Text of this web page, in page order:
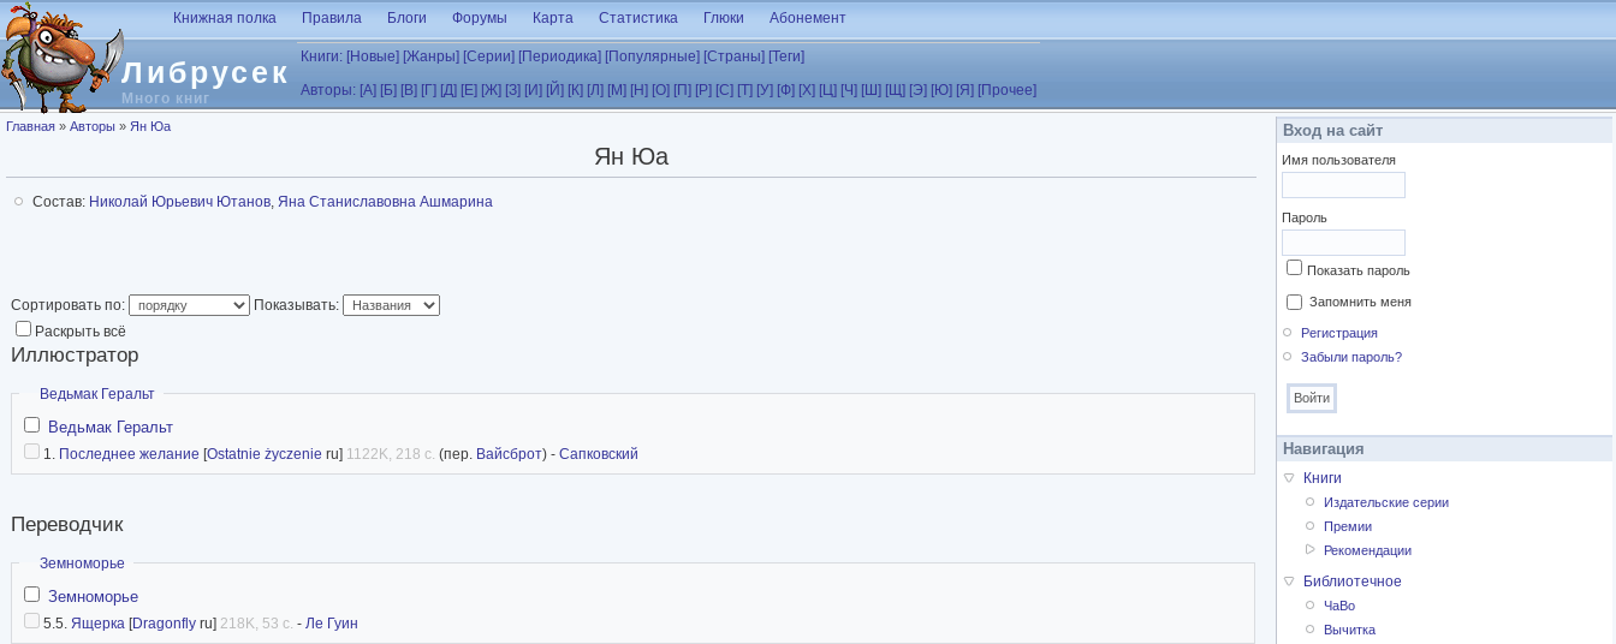
Перейти к основному содержанию
Либрусек
Много книг
Книжная полка Правила Блоги Форумы Карта Статистика Глюки Абонемент
Книги: [Новые] [Жанры] [Серии] [Периодика] [Популярные] [Страны] [Теги]
Авторы: [А] [Б] [В] [Г] [Д] [Е] [Ж] [З] [И] [Й] [К] [Л] [М] [Н] [О] [П] [Р] [С] [Т] [У] [Ф] [Х] [Ц] [Ч] [Ш] [Щ] [Э] [Ю] [Я] [Прочее]
Вы здесь
Главная » Авторы » Ян Юа
Ян Юа
Состав: Николай Юрьевич Ютанов, Яна Станиславовна Ашмарина
Сортировать по:
Показывать:
Раскрыть всё
Иллюстратор
Скрыть
Ведьмак Геральт
Ведьмак Геральт
1. Последнее желание [Ostatnie życzenie ru] 1122K, 218 с. (пер. Вайсброт) - Сапковский
Переводчик
Скрыть
Земноморье
Земноморье
5.5. Ящерка [Dragonfly ru] 218K, 53 с. - Ле Гуин
Вход на сайт
Имя пользователя
Пароль
Показать пароль
Запомнить меня
Регистрация
Забыли пароль?
Навигация
Книги
Издательские серии
Премии
Рекомендации
Библиотечное
ЧаВо
Вычитка